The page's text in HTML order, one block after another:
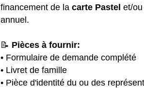
financement de la carte Pastel et/
annuel.
📝 Pièces à fournir:
• Formulaire de demande complété
• Livret de famille
• Pièce d'identité du ou des